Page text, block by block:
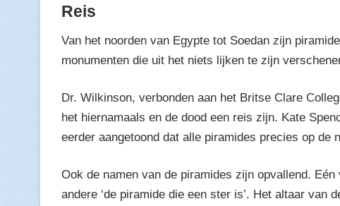
Reis
Van het noorden van Egypte tot Soedan zijn
monumenten die uit het niets lijken te zijn
Dr. Wilkinson, verbonden aan het Britse Clare
het hiernamaals en de dood een reis zijn. Kate
eerder aangetoond dat alle piramides precies op de
Ook de namen van de piramides zijn opvallend. Eén
andere ‘de piramide die een ster is’. Het altaar van